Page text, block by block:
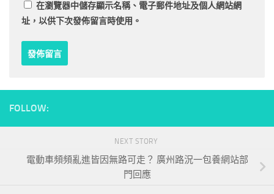
在瀏覽器中儲存顯示名稱、電子郵件地址及個人網站網
址，以供下次發佈留言時使用。
FOLLOW:
NEXT STORY
電動車頻頻亂進皆因無路可走？ 廣州路況一包養網站部
門回應